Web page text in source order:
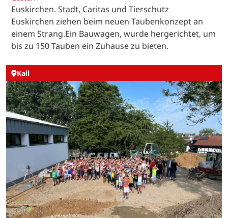
Euskirchen. Stadt, Caritas und Tierschutz
Euskirchen ziehen beim neuen Taubenkonzept an
einem Strang.Ein Bauwagen, wurde hergerichtet, um
bis zu 150 Tauben ein Zuhause zu bieten.
Kall